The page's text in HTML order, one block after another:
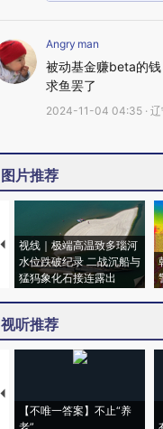
Angry man
被动基金赚beta的
求鱼罢了
2024-11-04 04:35 · 辽
图片推荐
视线｜极端高温致多瑙河
水位跌破纪录 二战沉船与
猛犸象化石接连露出
视听推荐
【不唯一答案】不止“养